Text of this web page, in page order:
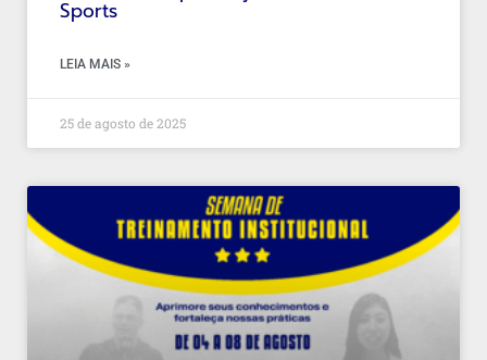
Sports
LEIA MAIS »
25 de agosto de 2025